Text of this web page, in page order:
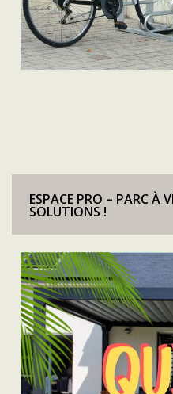
ESPACE PRO – PARC À
SOLUTIONS !